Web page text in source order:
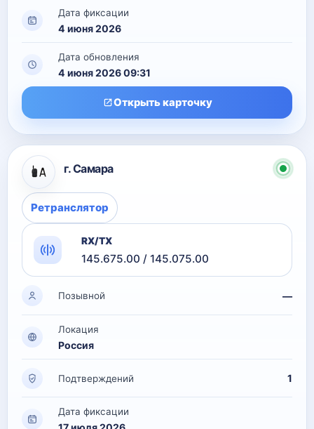
Дата фиксации
4 июня 2026
Дата обновления
4 июня 2026 09:31
Открыть карточку
г. Самара
Ретранслятор
RX/TX
145.675.00 / 145.075.00
Позывной —
Локация
Россия
Подтверждений 1
Дата фиксации